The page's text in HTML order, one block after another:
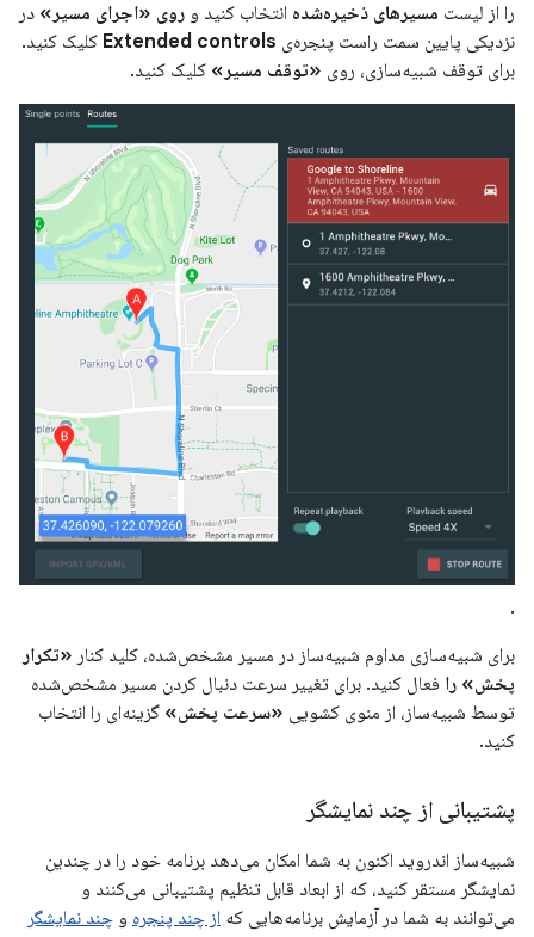
را از لیست مسیرهای ذخیره‌شده انتخاب کنید و روی «اجرای مسیر» در
نزدیکی پایین سمت راست پنجره‌ی Extended controls کلیک کنید.
برای توقف شبیه‌سازی، روی «توقف مسیر» کلیک کنید.
.
برای شبیه‌سازی مداوم شبیه‌ساز در مسیر مشخص‌شده، کلید کنار «تکرار
پخش» را فعال کنید. برای تغییر سرعت دنبال کردن مسیر مشخص‌شده
توسط شبیه‌ساز، از منوی کشویی «سرعت پخش» گزینه‌ای را انتخاب
کنید.
پشتیبانی از چند نمایشگر
شبیه‌ساز اندروید اکنون به شما امکان می‌دهد برنامه خود را در چندین
نمایشگر مستقر کنید، که از ابعاد قابل تنظیم پشتیبانی می‌کنند و
می‌توانند به شما در آزمایش برنامه‌هایی که از چند پنجره و چند نمایشگر